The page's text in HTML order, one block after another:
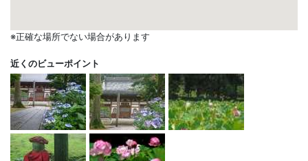
※正確な場所でない場合があります
近くのビューポイント